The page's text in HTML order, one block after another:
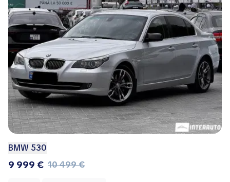
BMW 530
9 999 € 10 499 €